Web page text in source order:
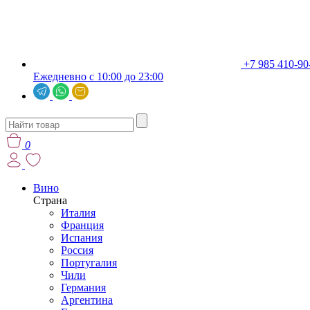
+7 985 410-
Ежедневно с 10:00 до 23:00
0
Вино
Страна
Италия
Франция
Испания
Россия
Португалия
Чили
Германия
Аргентина